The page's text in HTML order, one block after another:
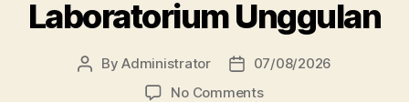
Laboratorium Unggulan
PostByAdministrator
Post
date
07/08/2026
No Commentson